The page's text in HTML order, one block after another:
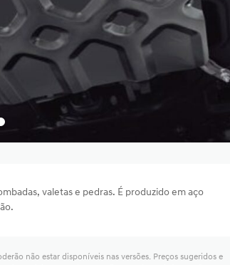
valetas e pedras. É produzido em aço
não estar disponíveis nas versões. Preços sugeridos e